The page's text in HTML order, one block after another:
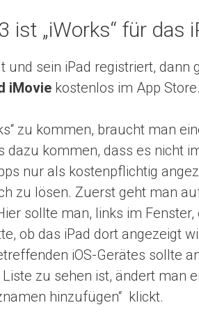
ist „iWorks“ für das
sein iPad registriert, dann
iMovie kostenlos im App Store.
zu kommen, braucht man
dazu kommen, dass es nicht
nur als kostenpflichtig
zu lösen. Zuerst geht man
sollte man, links im
ob das iPad dort angezeigt
iOS-Gerätes sollte
zu sehen ist, ändert man
hinzufügen“ klickt.
Einstellungen zum
Wir benötigen Ihre
Cookies und anderen
diese Webseite zu
Einwilligung folgendes zu
Cookie Einstellungen